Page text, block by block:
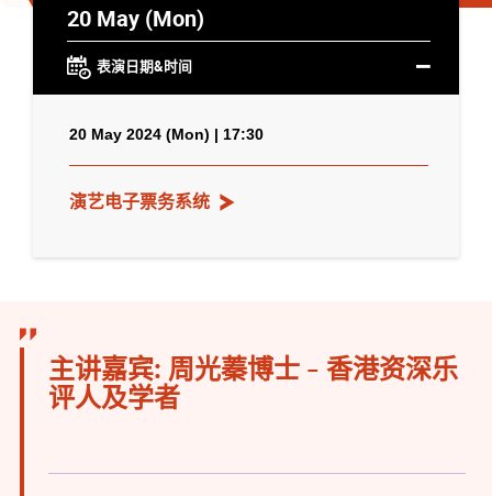
20 May (Mon)
表演日期&时间
20 May 2024 (Mon) | 17:30
演艺电子票务系统
主讲嘉宾: 周光蓁博士 - 香港资深乐
评人及学者